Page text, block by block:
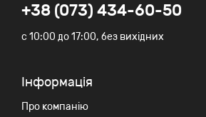
+38 (073) 434-60-50
c 10:00 до 17:00, без вихідних
Iнформація
Про компанію